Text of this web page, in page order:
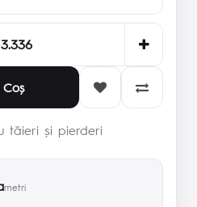
tăieri și pierderi
metri